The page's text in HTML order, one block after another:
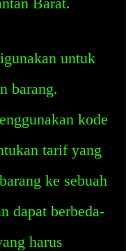
untuk
barang.
kode
tarif yang
ke sebuah
dapat berbeda-
harus